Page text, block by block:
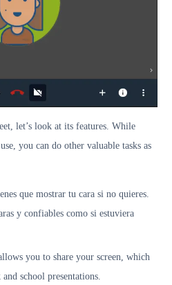
let’s look at its features. While
you can do other valuable tasks as
que mostrar tu cara si no quieres.
y confiables como si estuviera
you to share your screen, which
school presentations.